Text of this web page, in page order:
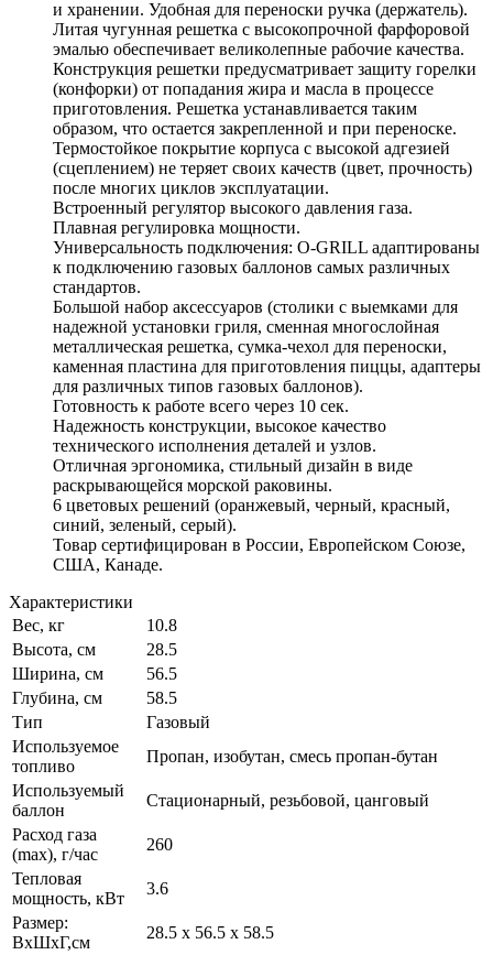
и хранении. Удобная для переноски ручка (держатель).
Литая чугунная решетка с высокопрочной фарфоровой
эмалью обеспечивает великолепные рабочие качества.
Конструкция решетки предусматривает защиту горелки
(конфорки) от попадания жира и масла в процессе
приготовления. Решетка устанавливается таким
образом, что остается закрепленной и при переноске.
Термостойкое покрытие корпуса с высокой адгезией
(сцеплением) не теряет своих качеств (цвет, прочность)
после многих циклов эксплуатации.
Встроенный регулятор высокого давления газа.
Плавная регулировка мощности.
Универсальность подключения: O-GRILL адаптированы
к подключению газовых баллонов самых различных
стандартов.
Большой набор аксессуаров (столики с выемками для
надежной установки гриля, сменная многослойная
металлическая решетка, сумка-чехол для переноски,
каменная пластина для приготовления пиццы, адаптеры
для различных типов газовых баллонов).
Готовность к работе всего через 10 сек.
Надежность конструкции, высокое качество
технического исполнения деталей и узлов.
Отличная эргономика, стильный дизайн в виде
раскрывающейся морской раковины.
6 цветовых решений (оранжевый, черный, красный,
синий, зеленый, серый).
Товар сертифицирован в России, Европейском Союзе,
США, Канаде.
Характеристики
Вес, кг
10.8
Высота, см
28.5
Ширина, см
56.5
Глубина, см
58.5
Тип
Газовый
Используемое
топливо
Пропан, изобутан, смесь пропан-бутан
Используемый
баллон
Стационарный, резьбовой, цанговый
Расход газа
(max), г/час
260
Тепловая
мощность, кВт
3.6
Размер:
ВхШхГ,см
28.5 х 56.5 х 58.5